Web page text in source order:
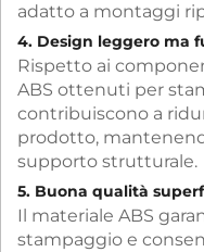
adatto a montaggi
4. Design leggero ma
Rispetto ai
ABS ottenuti per
contribuiscono a
prodotto,
supporto strutturale.
5. Buona qualità
Il materiale ABS
stampaggio e